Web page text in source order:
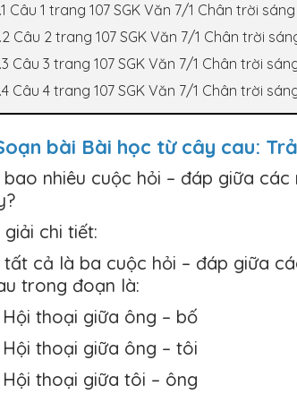
Câu 1 trang 107 SGK Văn 7/1 Chân trời
Câu 2 trang 107 SGK Văn 7/1 Chân trời
Câu 3 trang 107 SGK Văn 7/1 Chân trời
Câu 4 trang 107 SGK Văn 7/1 Chân trời
bài Bài học từ cây cau:
bao nhiêu cuộc hỏi – đáp giữa
giải chi tiết:
tất cả là ba cuộc hỏi – đáp giữa
trong đoạn là:
Hội thoại giữa ông – bố
Hội thoại giữa ông – tôi
Hội thoại giữa tôi – ông